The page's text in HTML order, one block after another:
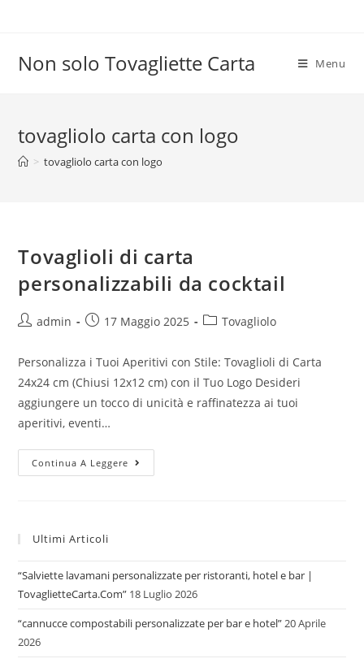
Non solo Tovagliette Carta Menu
tovagliolo carta con logo
> tovagliolo carta con logo
Tovaglioli di carta
personalizzabili da cocktail
Autoreadmin
Articolo17 Maggio 2025
Categoria
Tovagliolo
Personalizza i Tuoi Aperitivi con Stile: Tovaglioli di Carta
24x24 cm (Chiusi 12x12 cm) con il Tuo Logo Desideri
aggiungere un tocco di unicità e raffinatezza ai tuoi
aperitivi, eventi…
Continua A Leggere Tovaglioli
Di
Ultimi Articoli
“Salviette lavamani personalizzate per ristoranti, hotel e bar |
TovaglietteCarta.Com” 18 Luglio 2026
“cannucce compostabili personalizzate per bar e hotel”20 Aprile
2026